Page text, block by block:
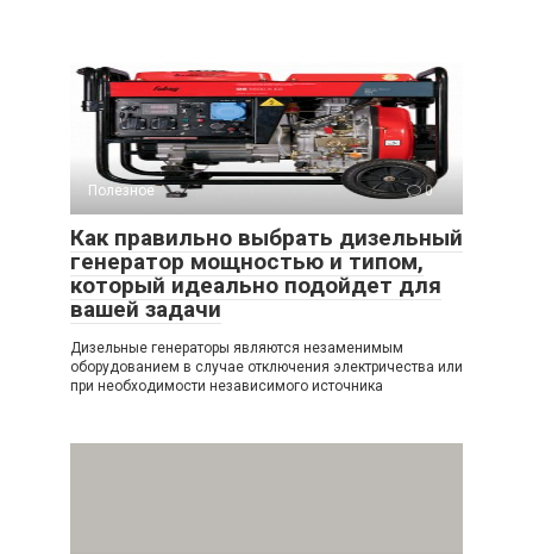
Полезное 0
Как правильно выбрать дизельный
генератор мощностью и типом,
который идеально подойдет для
вашей задачи
Дизельные генераторы являются незаменимым
оборудованием в случае отключения электричества или
при необходимости независимого источника